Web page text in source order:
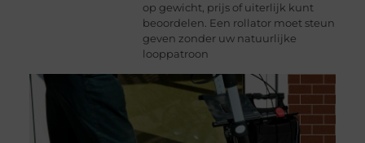
op gewicht, prijs of uiterlijk kunt
beoordelen. Een rollator moet steun
geven zonder uw natuurlijke
looppatroon